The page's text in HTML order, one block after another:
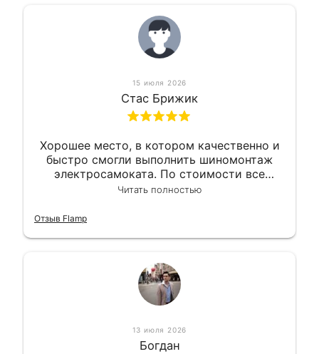
15 июля 2026
Стас Брижик
Хорошее место, в котором качественно и
быстро смогли выполнить шиномонтаж
электросамоката. По стоимости все
вышло вообще приемлемо хочу сказать.
Читать полностью
Отзыв Flamp
13 июля 2026
Богдан